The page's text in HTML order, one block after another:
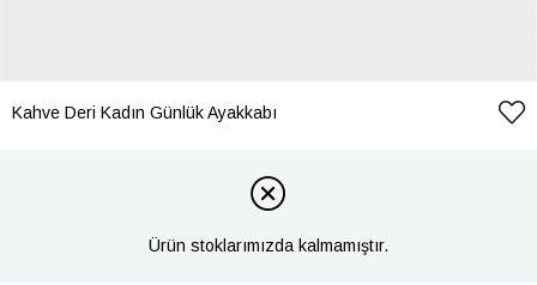
Kahve Deri Kadın Günlük Ayakkabı
Ürün stoklarımızda kalmamıştır.